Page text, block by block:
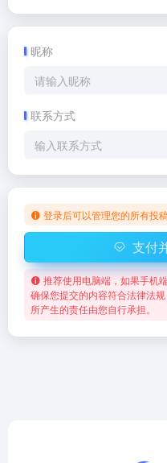
昵称
联系方式
登录后可以管理您的所有投
支付
推荐使用电脑端，如果手机
确保您提交的内容符合法律法
所产生的责任由您自行承担。